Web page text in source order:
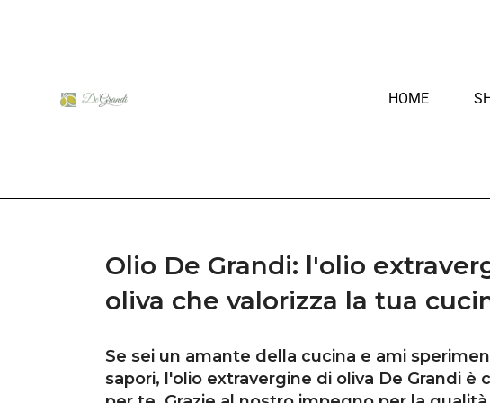
HOME
Olio De Grandi: l'olio
oliva che valorizza la tua
Se sei un amante della cucina e ami
sapori, l'olio extravergine di oliva De Grandi è